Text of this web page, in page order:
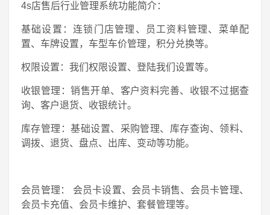
4s店售后行业管理系统功能简介：
基础设置：连锁门店管理、员工资料管理、菜单配
置、车牌设置，车型车价管理，积分兑换等。
权限设置：我们权限设置、登陆我们设置等。
收银管理：销售开单、客户资料完善、收银不过据查
询、客户退货、收银统计。
库存管理：基础设置、采购管理、库存查询、领料、
调拨、退货、盘点、出库、变动等功能。
会员管理： 会员卡设置、会员卡销售、会员卡管理、
会员卡充值、会员卡维护、套餐管理等。